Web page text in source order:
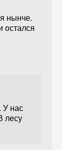
нынче.
остался
У нас
лесу